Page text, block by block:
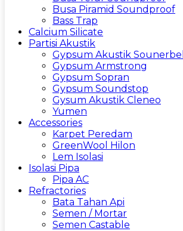
Busa Piramid Soundproof
Bass Trap
Calcium Silicate
Partisi Akustik
Gypsum Akustik Sounerbell
Gypsum Armstrong
Gypsum Sopran
Gypsum Soundstop
Gysum Akustik Cleneo
Yumen
Accessories
Karpet Peredam
GreenWool Hilon
Lem Isolasi
Isolasi Pipa
Pipa AC
Refractories
Bata Tahan Api
Semen / Mortar
Semen Castable